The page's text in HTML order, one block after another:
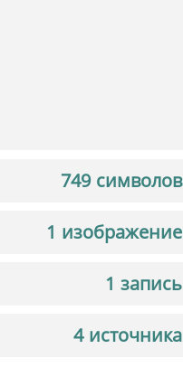
749 символов
1 изображение
1 запись
4 источника